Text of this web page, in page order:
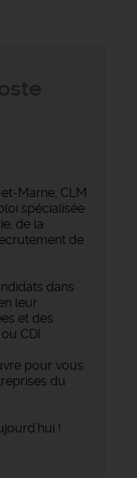
Marne, CLM
spécialisée
de la
de
dans
leur
et des
CDI.
pour vous
du
!